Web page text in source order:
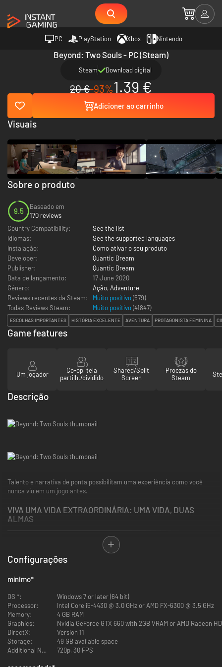
PC PlayStation Xbox Nintendo
Beyond: Two Souls - PC (Steam)
Steam Download digital
20 €-93%1.39 €
Adicioner ao carrinho
Sobre o produto
9.5
Baseado em
170 reviews
Country Compatibility:
See the list
Idiomas:
See the supported languages
Instalação:
Como ativar o seu produto
Developer:
Quantic Dream
Publisher:
Quantic Dream
Data de lançamento:
17 June 2020
Género:
Ação, Adventure
Reviews recentes da Steam:
Muito positivo(579)
Todas Reviews Steam:
Muito positivo(41847)
ESCOLHAS IMPORTANTES HISTÓRIA EXCELENTE AVENTURA PROTAGONISTA FEMININA
Visuais
Game features
Um jogador
Co-op, tela
partilh./dividido
Shared/Split
Screen
Proezas do
Steam
Descrição
Talento e narrativa de ponta possibilitam uma experiência como você
nunca viu em um jogo antes.
VIVA UMA VIDA EXTRAORDINÁRIA: UMA VIDA, DUAS
ALMAS
Um suspense de ação psicológico único, encenado pelos astros de
HollywoodElliot Page
nascimento, Jodie é diferente.
Suas ações vão determinar o destino de Jodie ao encarar desafios e
perigos extraordinários e uma perda de partir o coração em uma jornada
para descobrir a verdade sobre quem ela é.
Crie uma história recheada de ação através de suas escolhas e ações ao
Configurações
mínimo*
OS *:
Windows 7 or later (64 bit)
Processor:
Intel Core i5-4430 @ 3.0 GHz or AMD FX-6300 @ 3.5 GHz
Memory:
4 GB RAM
Graphics:
Nvidia GeForce GTX 660 with 2GB VRAM or AMD Radeon
DirectX:
Version 11
Storage:
49 GB available space
Additional Notes:
720p, 30 FPS